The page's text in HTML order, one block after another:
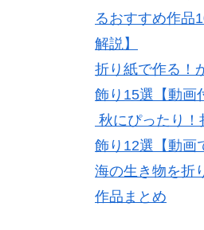
るおすすめ作品
解説】
折り紙で作る！
飾り15選【動画
秋にぴったり！
飾り12選【動画
海の生き物を折
作品まとめ